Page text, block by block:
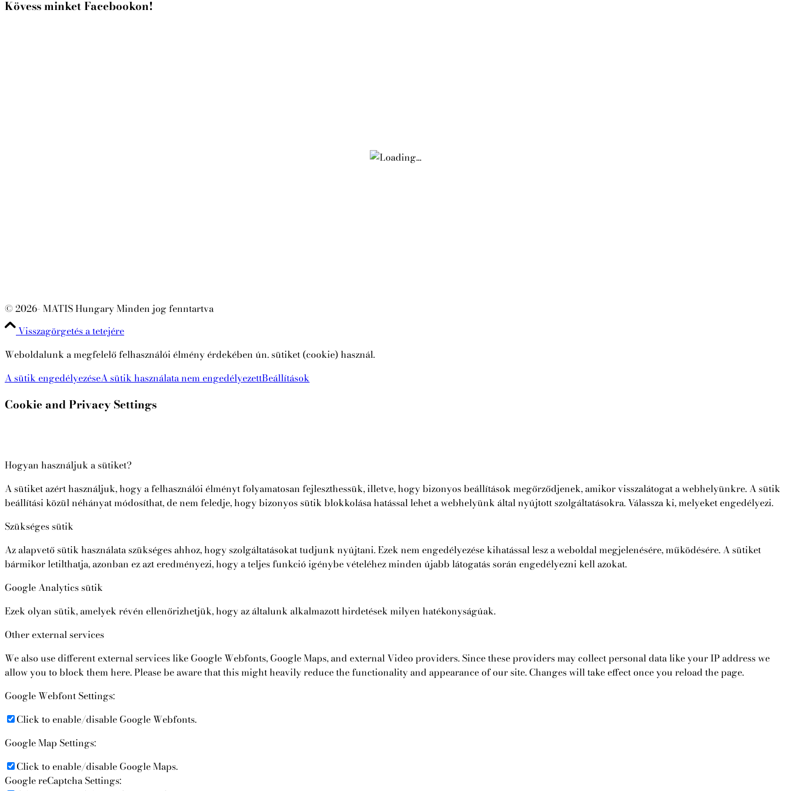
Kövess minket Facebookon!
© 2026- MATIS Hungary Minden jog fenntartva
Visszagörgetés a tetejére
Weboldalunk a megfelelő felhasználói élmény érdekében ún. sütiket (cookie) használ.
A sütik engedélyezéseA sütik használata nem engedélyezettBeállítások
Cookie and Privacy Settings
Hogyan használjuk a sütiket?
A sütiket azért használjuk, hogy a felhasználói élményt folyamatosan fejleszthessük, illetve, hogy bizonyos beállítások megőrződjenek, amikor visszalátogat a webhelyünkre. A sütik
beállítási közül néhányat módosíthat, de nem feledje, hogy bizonyos sütik blokkolása hatással lehet a webhelyünk által nyújtott szolgáltatásokra. Válassza ki, melyeket engedélyezi.
Szükséges sütik
Az alapvető sütik használata szükséges ahhoz, hogy szolgáltatásokat tudjunk nyújtani. Ezek nem engedélyezése kihatással lesz a weboldal megjelenésére, működésére. A sütiket
bármikor letilthatja, azonban ez azt eredményezi, hogy a teljes funkció igénybe vételéhez minden újabb látogatás során engedélyezni kell azokat.
Google Analytics sütik
Ezek olyan sütik, amelyek révén ellenőrizhetjük, hogy az általunk alkalmazott hirdetések milyen hatékonyságúak.
Other external services
We also use different external services like Google Webfonts, Google Maps, and external Video providers. Since these providers may collect personal data like your IP address we
allow you to block them here. Please be aware that this might heavily reduce the functionality and appearance of our site. Changes will take effect once you reload the page.
Google Webfont Settings:
Click to enable/disable Google Webfonts.
Google Map Settings:
Click to enable/disable Google Maps.
Google reCaptcha Settings: